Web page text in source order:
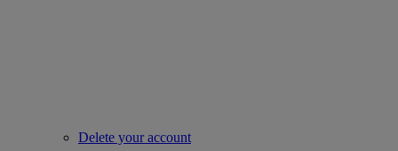
Delete your account